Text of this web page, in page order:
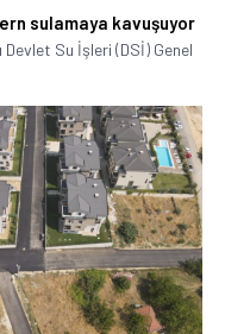
sulamaya kavuşuyor
Devlet Su İşleri (DSİ) Genel